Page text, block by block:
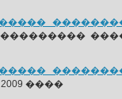
����